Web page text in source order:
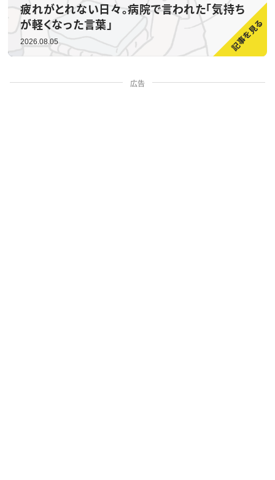
疲れがとれない日々。病院で言われた「気持ち
が軽くなった言葉」
2026.08.05
広告